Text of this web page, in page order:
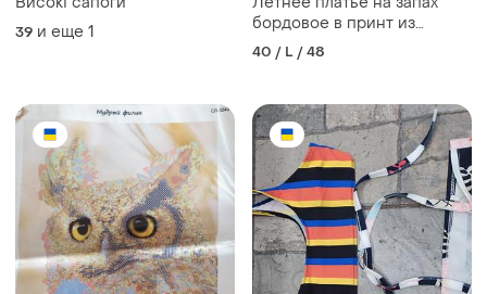
39 и еще 1
бордовое в принт из
штапеля
40 / L / 48